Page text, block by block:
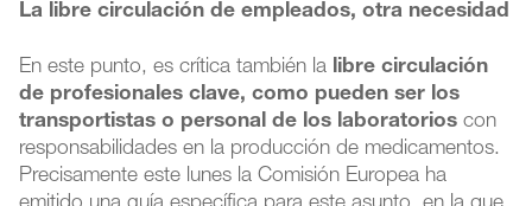
La libre circulación de empleados, otra necesidad
En este punto, es crítica también la libre circulación
de profesionales clave, como pueden ser los
transportistas o personal de los laboratorios con
responsabilidades en la producción de medicamentos.
Precisamente este lunes la Comisión Europea ha